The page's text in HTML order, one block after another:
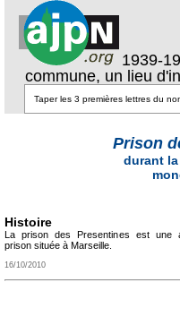
1939-
commune, un lieu
Prison
durant la
Histoire
La prison des Presentines est une
prison située à Marseille.
16/10/2010